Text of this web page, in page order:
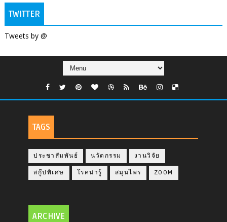
TWITTER
Tweets by @
TAGS
ประชาสัมพันธ์ นวัตกรรม งานวิจัย
สกู๊ปพิเศษ โรคน่ารู้ สมุนไพร ZOOM
ARCHIVE